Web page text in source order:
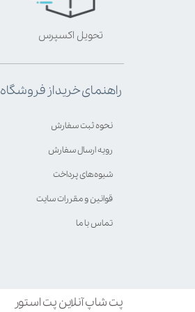
پت شاپ آنلاین پت استور
تحویل اکسپرس
راهنمای خرید از فروشگاه
نحوه ثبت سفارش
رویه ارسال سفارش
شیوه‌های پرداخت
قوانین و مقررات سایت
تماس با ما